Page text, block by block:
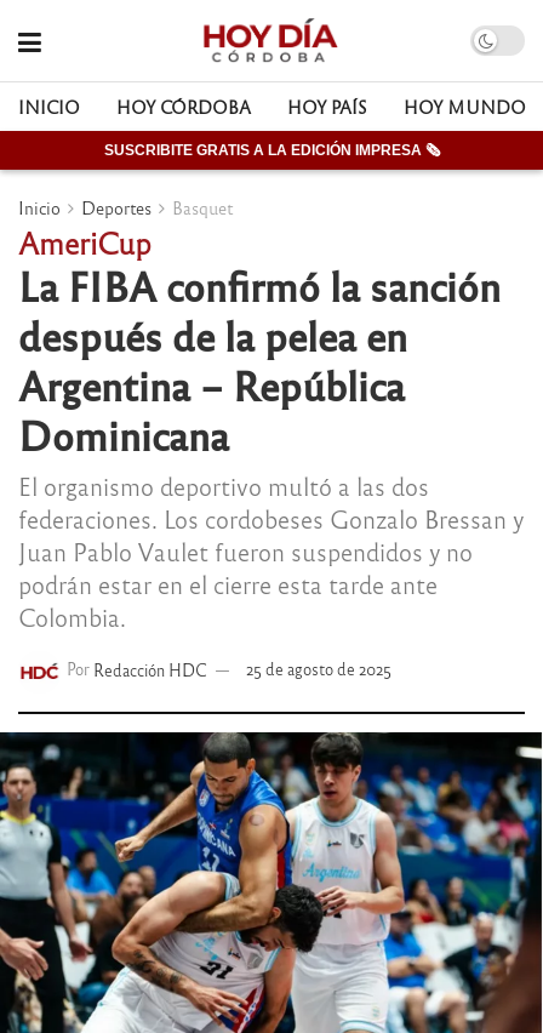
INICIO HOY CÓRDOBA HOY PAÍS HOY MUNDO
SUSCRIBITE GRATIS A LA EDICIÓN IMPRESA 🗞
Inicio Deportes Basquet
AmeriCup
La FIBA confirmó la sanción
después de la pelea en
Argentina – República
Dominicana
El organismo deportivo multó a las dos
federaciones. Los cordobeses Gonzalo Bressan y
Juan Pablo Vaulet fueron suspendidos y no
podrán estar en el cierre esta tarde ante
Colombia.
Por Redacción HDC 25 de agosto de 2025